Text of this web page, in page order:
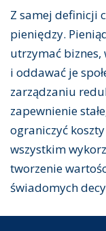
Z samej definicji
pieniędzy.
utrzymać
i oddawać je
zarządzaniu
zapewnienie
ograniczyć
wszystkim
tworzenie
świadomych